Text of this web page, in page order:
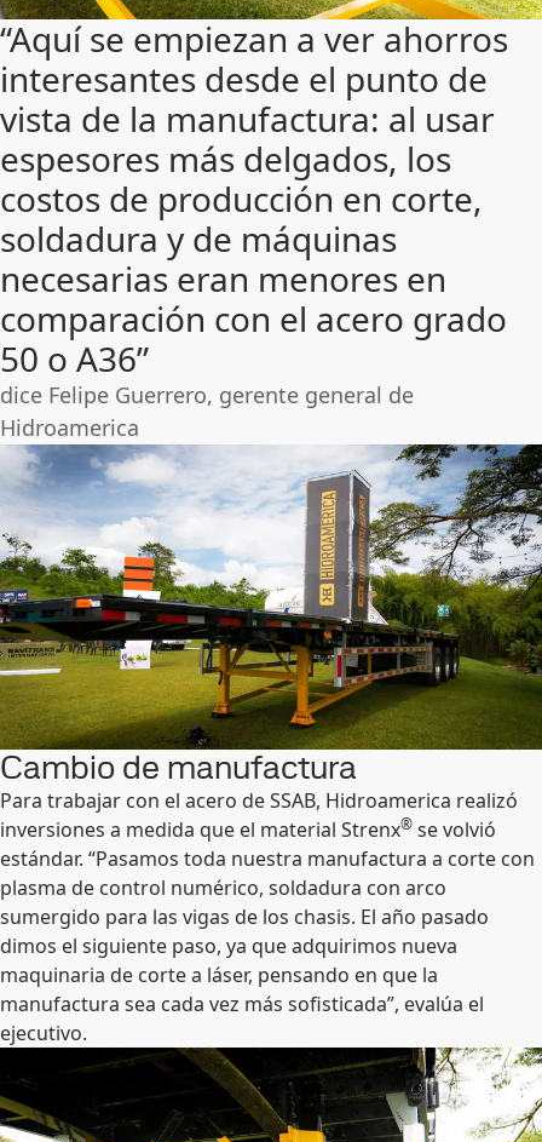
“Aquí se empiezan a ver ahorros
interesantes desde el punto de
vista de la manufactura: al usar
espesores más delgados, los
costos de producción en corte,
soldadura y de máquinas
necesarias eran menores en
comparación con el acero grado
50 o A36”
dice Felipe Guerrero, gerente general de
Hidroamerica
Cambio de manufactura
Para trabajar con el acero de SSAB, Hidroamerica realizó
inversiones a medida que el material Strenx® se volvió
estándar. “Pasamos toda nuestra manufactura a corte con
plasma de control numérico, soldadura con arco
sumergido para las vigas de los chasis. El año pasado
dimos el siguiente paso, ya que adquirimos nueva
maquinaria de corte a láser, pensando en que la
manufactura sea cada vez más sofisticada”, evalúa el
ejecutivo.